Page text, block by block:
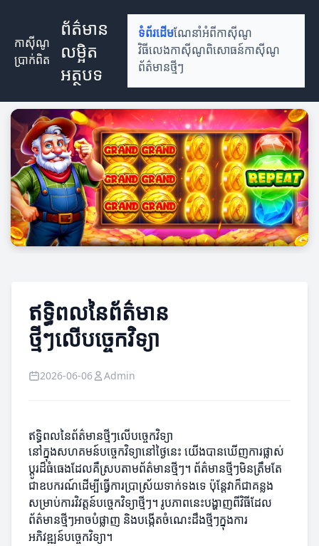
កាស៊ីណូ
ប្រាក់ពិត
ព័ត៌មាន
លម្អិត
អត្ថបទ
ទំព័រដើមណែនាំអំពីកាស៊ីណូ
វិធីលេងកាស៊ីណូពិសោធន៍កាស៊ីណូ
ព័ត៌មានថ្មីៗ
ឥទ្ធិពលនៃព័ត៌មាន
ថ្មីៗលើបច្ចេកវិទ្យា
2026-06-06 Admin
ឥទ្ធិពលនៃព័ត៌មានថ្មីៗលើបច្ចេកវិទ្យា
នៅក្នុងសហគមន៍បច្ចេកវិទ្យានៅថ្ងៃនេះ យើងបានឃើញការផ្លាស់
ប្តូរដ៏ធំធេងដែលគឺស្របតាមព័ត៌មានថ្មីៗ។ ព័ត៌មានថ្មីៗមិនត្រឹមតែ
ជាឧបករណ៍ដើម្បីធ្វើការប្រាស្រ័យទាក់ទងទេ ប៉ុន្តែវាក៏ជាគន្លង
សម្រាប់ការវិវត្តន៍បច្ចេកវិទ្យាថ្មីៗ។ រូបភាពនេះបង្ហាញពីវិធីដែល
ព័ត៌មានថ្មីៗអាចបំផ្លាញ និងបង្កើតចំណេះដឹងថ្មីៗក្នុងការ
អភិវឌ្ឍន៍បច្ចេកវិទ្យា។